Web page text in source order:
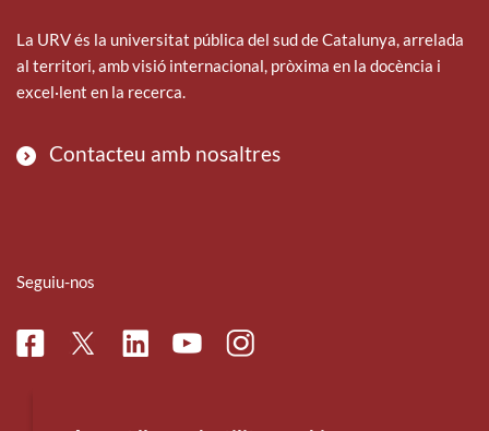
La URV és la universitat pública del sud de Catalunya, arrelada
al territori, amb visió internacional, pròxima en la docència i
excel·lent en la recerca.
Contacteu amb nosaltres
Seguiu-nos
FacebookTwitterLinkedinYoutubeInstagram